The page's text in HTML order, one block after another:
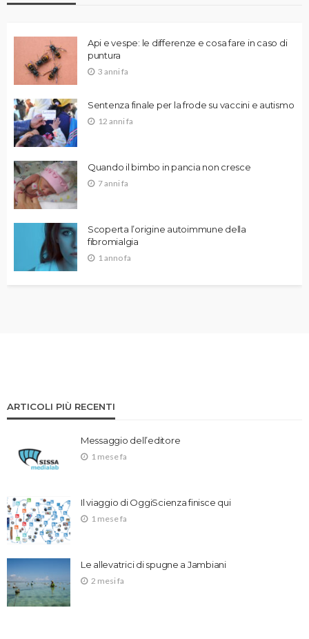
Api e vespe: le differenze e cosa fare in caso di
puntura
3 anni fa
Sentenza finale per la frode su vaccini e autismo
12 anni fa
Quando il bimbo in pancia non cresce
7 anni fa
Scoperta l’origine autoimmune della
fibromialgia
1 anno fa
ARTICOLI PIÙ RECENTI
Messaggio dell’editore
1 mese fa
Il viaggio di OggiScienza finisce qui
1 mese fa
Le allevatrici di spugne a Jambiani
2 mesi fa